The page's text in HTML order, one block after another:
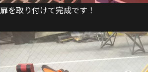
扉を取り付けて完成です！